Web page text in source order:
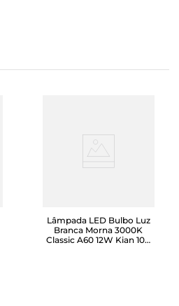
Lâmpada LED Bulbo Luz
Branca Morna 3000K
Classic A60 12W Kian 100